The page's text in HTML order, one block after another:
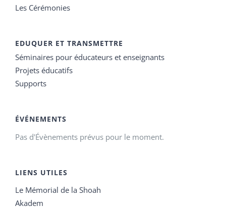
Les Cérémonies
EDUQUER ET TRANSMETTRE
Séminaires pour éducateurs et enseignants
Projets éducatifs
Supports
ÉVÉNEMENTS
Pas d'Évènements prévus pour le moment.
LIENS UTILES
Le Mémorial de la Shoah
Akadem